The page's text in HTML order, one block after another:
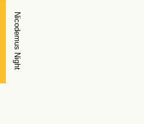
Nicodemus Night